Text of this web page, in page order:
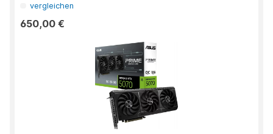
vergleichen
650,00 €